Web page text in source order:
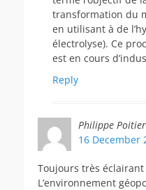
transformation du
en utilisant à de
électrolyse). Ce
est en cours
Reply
Philippe
16 December
Toujours très
L’environnement